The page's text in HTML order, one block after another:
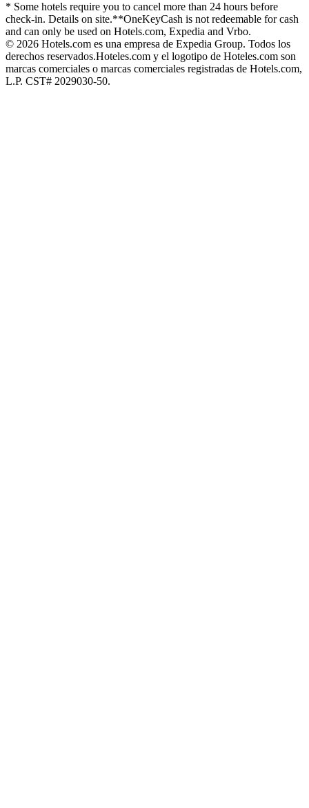
* Some hotels require you to cancel more than 24 hours before
check-in. Details on site.**OneKeyCash is not redeemable for cash
and can only be used on Hotels.com, Expedia and Vrbo.
© 2026 Hotels.com es una empresa de Expedia Group. Todos los
derechos reservados.Hoteles.com y el logotipo de Hoteles.com son
marcas comerciales o marcas comerciales registradas de Hotels.com,
L.P. CST# 2029030-50.